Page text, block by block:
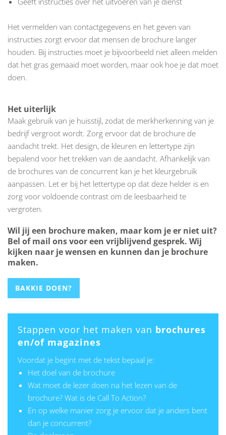
Het vermelden van contactgegevens en het geven van
instructies zorgt ervoor dat mensen de brochure langer
houden. Bij instructies moet je bijvoorbeeld niet alleen melden
dat het gras gemaaid moet worden, maar ook hoe je dat moet
doen.
Het uiterlijk
Maak gebruik van je huisstijl, zodat de merkherkenning van je
bedrijf vergroot wordt. Zorg ervoor dat de brochure de
aandacht trekt. Het design, de kleuren en lettertype zijn
bepalend voor het trekken van de aandacht. Afhankelijk van
de brochures van de concurrent kan je het kleurgebruik
aanpassen. Let er bij het lettertype op dat deze helder is en
zorg voor voldoende contrast om de leesbaarheid te
vergroten.
Wil jij een brochure maken, maar kom je er niet uit?
Bel of mail ons voor een vrijblijvend gesprek. Wij
kijken naar je wensen en kunnen dan je brochure
maken.
BAKKIE DOEN?
Stappen voor het maken van brochures
en/of magazines
Voordat je begint met de tekst bepaal je:
Het doel van de brochure
Wat moet de lezer doen na het lezen van de
brochure? Wat is de Call To Action?
En op welke manier zorg je ervoor dat je anders bent
dan je concurrent?